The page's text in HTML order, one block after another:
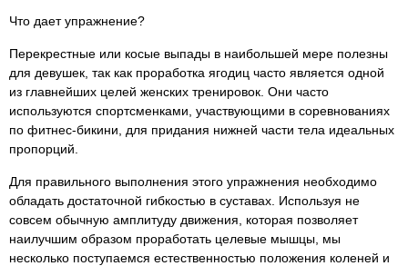
Что дает упражнение?
Перекрестные или косые выпады в наибольшей мере полезны
для девушек, так как проработка ягодиц часто является одной
из главнейших целей женских тренировок. Они часто
используются спортсменками, участвующими в соревнованиях
по фитнес-бикини, для придания нижней части тела идеальных
пропорций.
Для правильного выполнения этого упражнения необходимо
обладать достаточной гибкостью в суставах. Используя не
совсем обычную амплитуду движения, которая позволяет
наилучшим образом проработать целевые мышцы, мы
несколько поступаемся естественностью положения коленей и